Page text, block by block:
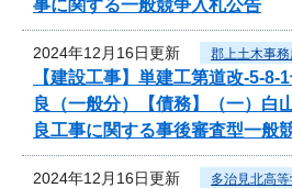
事に関する一般競争入札公告
2024年12月16日更新 郡上土木事
【建設工事】単建工第道改-5-
良（一般分）【債務】（一）
良工事に関する事後審査型一般
2024年12月16日更新 多治見北高